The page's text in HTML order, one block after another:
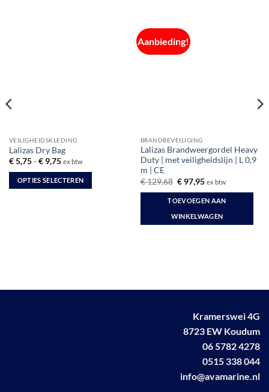
VEILIGHEIDSKLEDING
Lalizas Dry Bag
€5,75 - €9,75Prijsklasse:
tot
€ 9,75
ex btw
OPTIES SELECTEREN
Aanbieding!
BRANDBEVEILIGING
Lalizas Brandweergordel Heavy
Duty | met veiligheidslijn | L 0,9
m | CE
€129,68 Oorspronkelijke
was:
€ 129,68.
€97,95Huidige
is:
€ 97,95.
ex btw
TOEVOEGEN AAN
WINKELWAGEN
Kramerswei 4G
8723 EW Koudum
06 5782 4278
0515 338 044
info@avamarine.nl